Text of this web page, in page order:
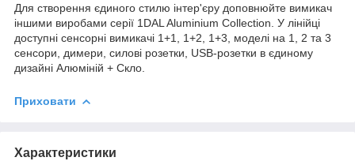
Для створення єдиного стилю інтер'єру доповнюйте вимикач
іншими виробами серії 1DAL Aluminium Collection. У лінійці
доступні сенсорні вимикачі 1+1, 1+2, 1+3, моделі на 1, 2 та 3
сенсори, димери, силові розетки, USB-розетки в єдиному
дизайні Алюміній + Скло.
Приховати
Характеристики